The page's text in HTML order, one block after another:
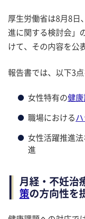
厚生労働省は8月8日
進に関する検討会」
けて、その内容を公
報告書では、以下3
女性特有の健
職場における
女性活躍推進
進
月経・不妊治
策の方向性を